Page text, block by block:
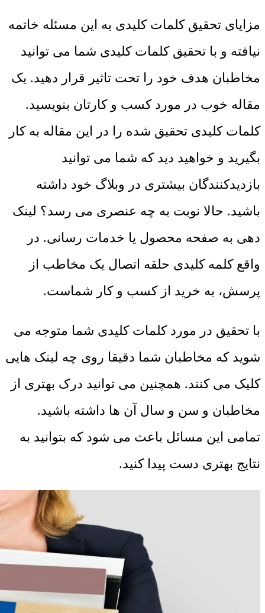
مزایای تحقیق کلمات کلیدی به این مسئله خاتمه
نیافته و با تحقیق کلمات کلیدی شما می توانید
مخاطبان هدف خود را تحت تاثیر قرار دهید. یک
مقاله خوب در مورد کسب و کارتان بنویسید.
کلمات کلیدی تحقیق شده را در این مقاله به کار
بگیرید و خواهید دید که شما می توانید
بازدیدکنندگان بیشتری در وبلاگ خود داشته
باشید. حالا نوبت به چه عنصری می رسد؟ لینک
دهی به صفحه محصول یا خدمات رسانی. در
واقع کلمه کلیدی حلقه اتصال یک مخاطب از
پرسش، به خرید از کسب و کار شماست.
با تحقیق در مورد کلمات کلیدی شما متوجه می
شوید که مخاطبان شما دقیقا روی چه لینک هایی
کلیک می کنند. همچنین می توانید درک بهتری از
مخاطبان و سن و سال آن ها داشته باشید.
تمامی این مسائل باعث می شود که بتوانید به
نتایج بهتری دست پیدا کنید.